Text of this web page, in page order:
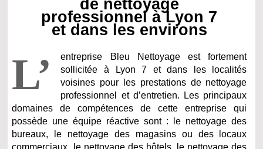
de nettoyage
professionnel à Lyon 7
et dans les environs
L’
entreprise Bleu Nettoyage est fortement
sollicitée à Lyon 7 et dans les localités
voisines pour les prestations de nettoyage
professionnel et d’entretien. Les principaux
domaines de compétences de cette entreprise qui
possède une équipe réactive sont : le nettoyage des
bureaux, le nettoyage des magasins ou des locaux